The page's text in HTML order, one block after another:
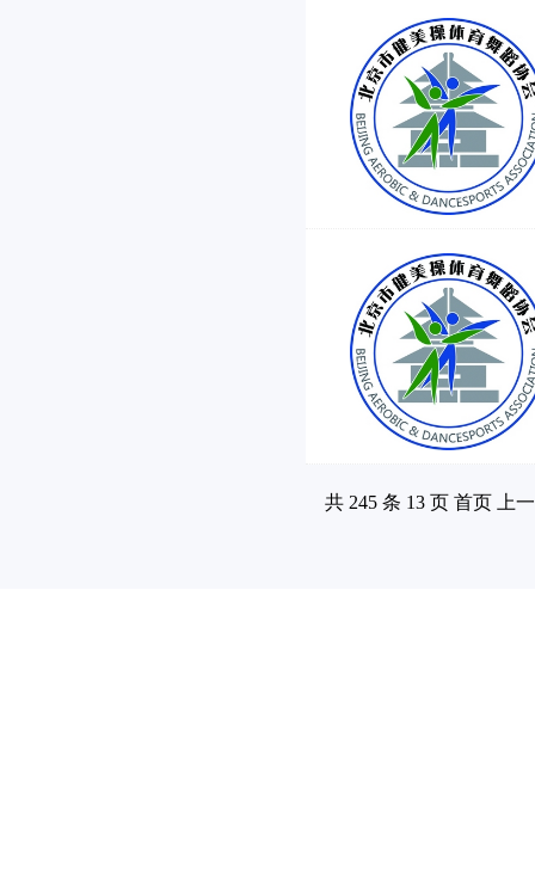
共 245 条 13 页 首页 上